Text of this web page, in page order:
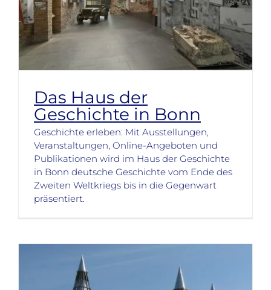
Das Haus der
Geschichte in Bonn
Geschichte erleben: Mit Ausstellungen,
Veranstaltungen, Online-Angeboten und
Publikationen wird im Haus der Geschichte
in Bonn deutsche Geschichte vom Ende des
Zweiten Weltkriegs bis in die Gegenwart
präsentiert.